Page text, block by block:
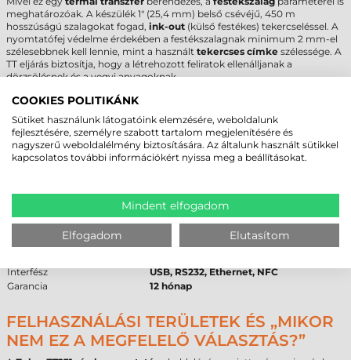
meghatározóak. A készülék 1" (25,4 mm) belső csévéjű, 450 m
hosszúságú szalagokat fogad, ink-out (külső festékes) tekercseléssel. A
nyomtatófej védelme érdekében a festékszalagnak minimum 2 mm-el
szélesebbnek kell lennie, mint a használt tekercses címke szélessége. A
TT eljárás biztosítja, hogy a létrehozott feliratok ellenálljanak a
dörzsölésnek és a vegyi anyagoknak.
ZEBRA ZT231 CÍMKENYOMTATÓ -
MŰSZAKI PARAMÉTEREK
Paraméter
Adat
közepes
Technológia
termál transzfer
Max. tekercsátmérő
Interfész
USB, RS232, Ethernet, NFC
Garancia
12 hónap
FELHASZNÁLÁSI TERÜLETEK ÉS „MIKOR
NEM EZ A MEGFELELŐ VÁLASZTÁS?”
COOKIES POLITIKÁNK
Sütiket használunk látogatóink elemzésére, weboldalunk
fejlesztésére, személyre szabott tartalom megjelenítésére és
nagyszerű weboldalélmény biztosítására. Az általunk használt sütikkel
kapcsolatos további információkért nyissa meg a beállításokat.
Mindent elfogadom
Elfogadom Elutasítom